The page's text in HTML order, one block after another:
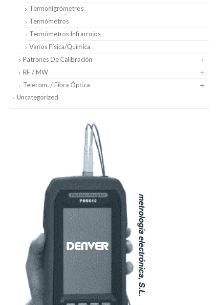
Termohigrómetros
Termómetros
Termómetros Infrarrojos
Varios Física/Química
Patrones De Calibración
RF / MW
Telecom. / Fibra Óptica
Uncategorized